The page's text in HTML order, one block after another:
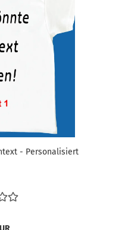
- Personalisiert